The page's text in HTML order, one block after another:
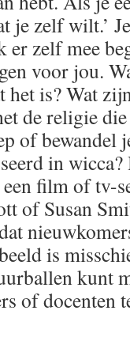
je zelf wilt.’
er zelf mee
voor jou.
is? Wat
de religie
of bewandel
in
film of tv-
of Susan
is
kunt
of docenten